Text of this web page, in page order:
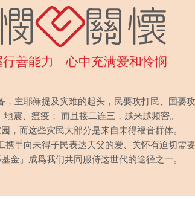
行善能力 心中充满爱和怜悯
，主耶稣提及灾难的起头，民要攻打民、国要
震、瘟疫； 而且接二连三，越来越频密。
，而这些灾民大部分是来自未得福音群体。
携手向未得子民表达天父的爱、关怀有迫切需
金」成爲我们共同服侍这世代的途径之一。